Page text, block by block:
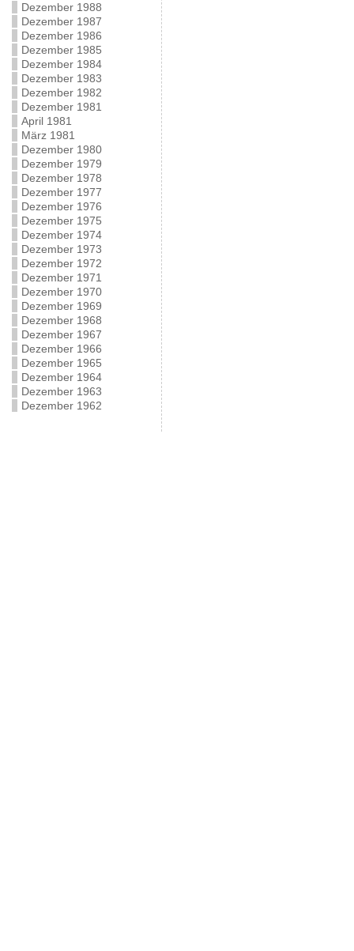
Dezember 1988
Dezember 1987
Dezember 1986
Dezember 1985
Dezember 1984
Dezember 1983
Dezember 1982
Dezember 1981
April 1981
März 1981
Dezember 1980
Dezember 1979
Dezember 1978
Dezember 1977
Dezember 1976
Dezember 1975
Dezember 1974
Dezember 1973
Dezember 1972
Dezember 1971
Dezember 1970
Dezember 1969
Dezember 1968
Dezember 1967
Dezember 1966
Dezember 1965
Dezember 1964
Dezember 1963
Dezember 1962